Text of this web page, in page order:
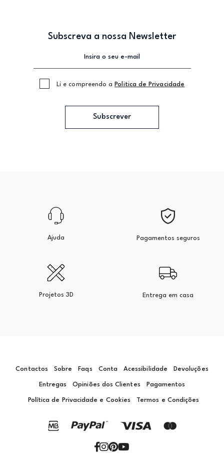
Subscreva a nossa Newsletter
Li e compreendo a Politica de Privacidade
Subscrever
Ajuda Pagamentos seguros
Projetos 3D Entrega em casa
Contactos Sobre Faqs Conta Acessibilidade Devoluções
Entregas Opiniões dos Clientes Pagamentos
Política de Privacidade e Cookies Termos e Condições